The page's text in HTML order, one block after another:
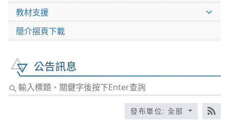
教材支援
簡介摺頁下載
公告訊息
輸
入
發布單位: 全部
RSS